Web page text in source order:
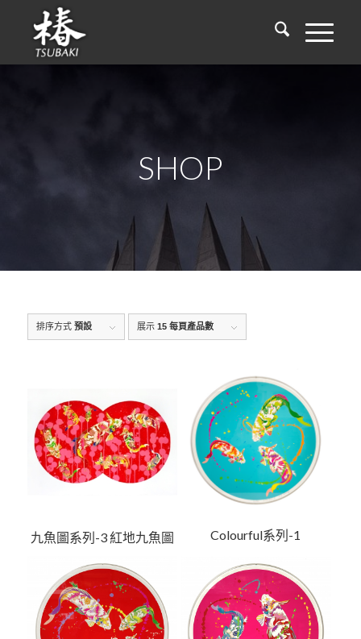
SHOP
排序方式 預設 展示 15 每頁產品數
九魚圖系列-3 紅地九魚圖 Colourful系列-1